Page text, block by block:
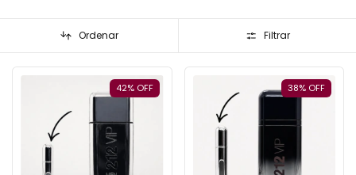
Ordenar Filtrar
42% OFF 38% OFF